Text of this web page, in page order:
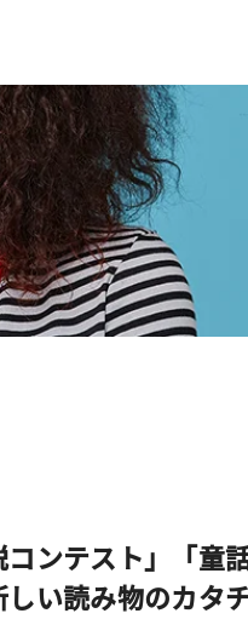
ンテスト」「童
い読み物のカタ